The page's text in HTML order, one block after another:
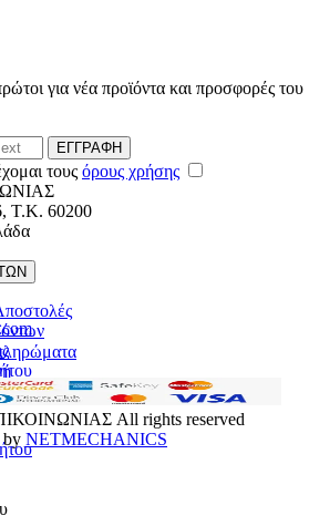
για νέα προϊόντα και προσφορές του
ΕΓΓΡΑΦΗ
τους όρους χρήσης
, T.K. 60200
All rights reserved
by NETMECHANICS